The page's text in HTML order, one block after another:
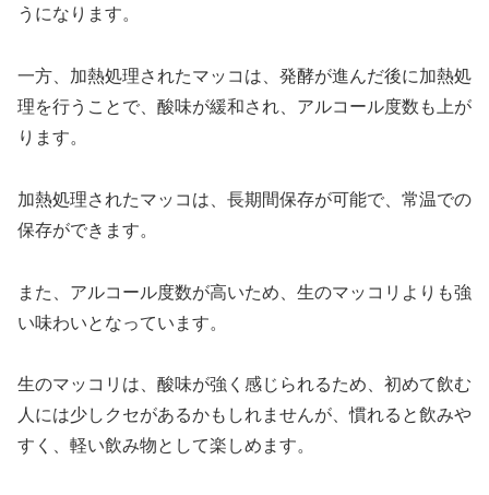
うになります。
一方、加熱処理されたマッコは、発酵が進んだ後に加熱処
理を行うことで、酸味が緩和され、アルコール度数も上が
ります。
加熱処理されたマッコは、長期間保存が可能で、常温での
保存ができます。
また、アルコール度数が高いため、生のマッコリよりも強
い味わいとなっています。
生のマッコリは、酸味が強く感じられるため、初めて飲む
人には少しクセがあるかもしれませんが、慣れると飲みや
すく、軽い飲み物として楽しめます。